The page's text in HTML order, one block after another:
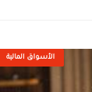
الأسواق المالية